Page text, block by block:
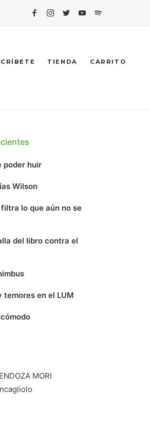
FacebookInstagram
TwitterYoutubeSpotify
TIENDA CARRITO
poder huir
Wilson
lo que aún no se
del libro contra el
temores en el LUM
MORI